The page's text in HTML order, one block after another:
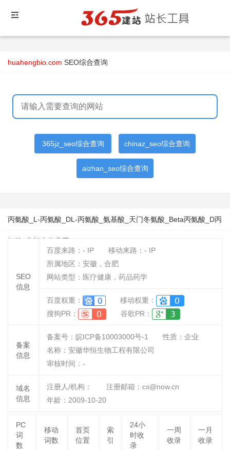
huahengbio.com SEO综合查询
365jz_seo综合查询 chinaz_seo综合查询
aizhan_seo综合查询
丙氨酸_L-丙氨酸_DL-丙氨酸_氨基酸_天门冬氨酸_Beta丙氨酸_D丙
氨酸_华恒生物官网
SEO
信息
百度来路： - IP 移动来路： - IP
所属地区：安徽，合肥
网站类型：医疗健康，药品药学
百度权重：
移动权重：
搜狗PR：
谷歌PR：
备案
信息
备案号：皖ICP备10003000号-1 性质： 企业
名称： 安徽华恒生物工程有限公司
审核时间： -
域名
信息
注册人/机构：
注册邮箱：cs@now.cn
年龄：2009-10-20
PC
词
数
移动
词数
首页
位置
索
引
24小
时收
录
一周
收录
一月
收录